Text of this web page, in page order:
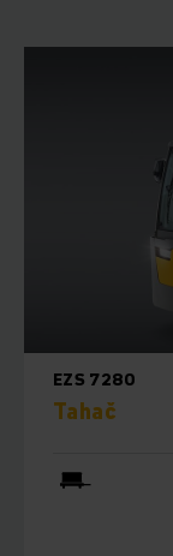
EZS 7280
Tahač